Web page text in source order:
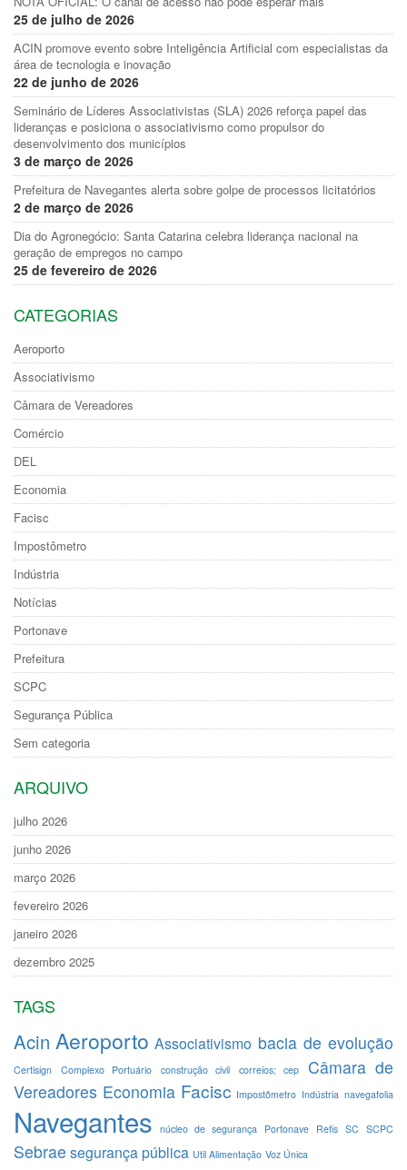
25 de julho de 2026
ACIN promove evento sobre Inteligência Artificial com especialistas da
área de tecnologia e inovação
22 de junho de 2026
Seminário de Líderes Associativistas (SLA) 2026 reforça papel das
lideranças e posiciona o associativismo como propulsor do
desenvolvimento dos municípios
3 de março de 2026
Prefeitura de Navegantes alerta sobre golpe de processos licitatórios
2 de março de 2026
Dia do Agronegócio: Santa Catarina celebra liderança nacional na
geração de empregos no campo
25 de fevereiro de 2026
CATEGORIAS
Aeroporto
Associativismo
Câmara de Vereadores
Comércio
DEL
Economia
Facisc
Impostômetro
Indústria
Notícias
Portonave
Prefeitura
SCPC
Segurança Pública
Sem categoria
ARQUIVO
julho 2026
junho 2026
março 2026
fevereiro 2026
janeiro 2026
dezembro 2025
TAGS
Acin Aeroporto Associativismo bacia de evolução
Certisign Complexo Portuário construção civil correios; cep
Câmara de
Vereadores Economia Facisc Impostômetro Indústria navegafolia
Navegantes núcleo de segurança Portonave Refis SC SCPC
Sebrae segurança pública Util Alimentação Voz Única